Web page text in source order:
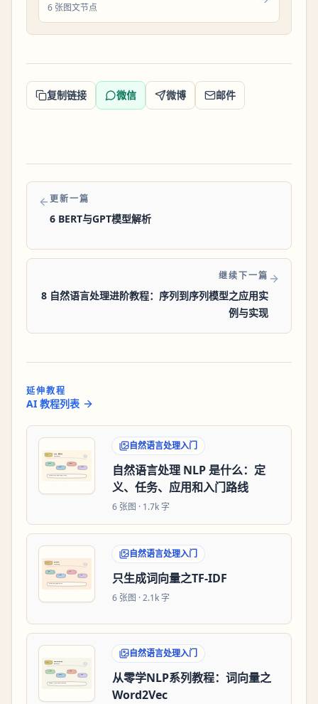
6 张图文节点
复制链接 微信 微博 邮件
更新一篇
6 BERT与GPT模型解析
继续下一篇
8 自然语言处理进阶教程：序列到序列模型之应用实
例与实现
延伸教程
AI 教程列表
自然语言处理入门
自然语言处理 NLP 是什么：定
义、任务、应用和入门路线
6 张图 · 1.7k 字
自然语言处理入门
只生成词向量之TF-IDF
6 张图 ·2.1k 字
自然语言处理入门
从零学NLP系列教程：词向量之
Word2Vec